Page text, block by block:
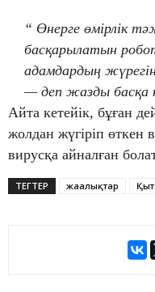
“ Өнерге өмірлік
басқарылатын
адамдардың
— деп жазды басқа
Айта кетейік, бұған
жолдан жүгіріп өткен
вирусқа айналған
ТЕГТЕР жаңалықтар